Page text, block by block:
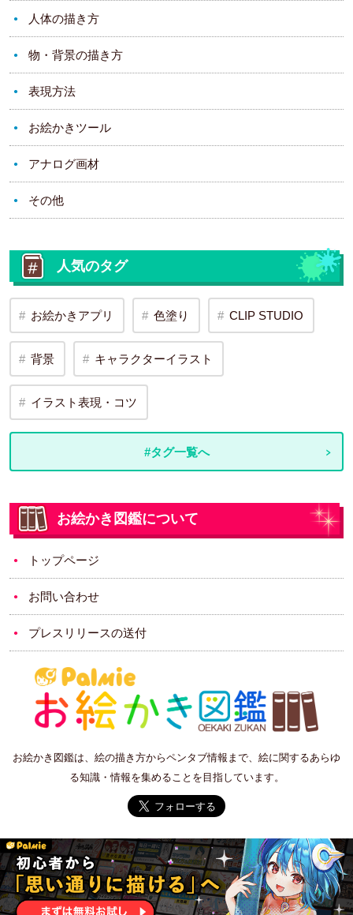
人体の描き方
物・背景の描き方
表現方法
お絵かきツール
アナログ画材
その他
人気のタグ
お絵かきアプリ 色塗り CLIP STUDIO
背景 キャラクターイラスト
イラスト表現・コツ
#タグ一覧へ
お絵かき図鑑について
トップページ
お問い合わせ
プレスリリースの送付
お絵かき図鑑は、絵の描き方からペンタブ情報まで、絵に関するあらゆ
る知識・情報を集めることを目指しています。